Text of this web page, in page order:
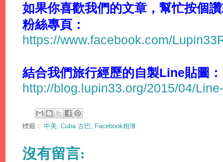
如果你喜歡我們的文章，幫忙按個
粉絲專頁：
https://www.facebook.com/
結合我們旅行經歷的自製Line貼圖：
http://blog.lupin33.org/2015/04/
標籤： 中美 Cuba 古巴 Facebook相簿
沒有留言: